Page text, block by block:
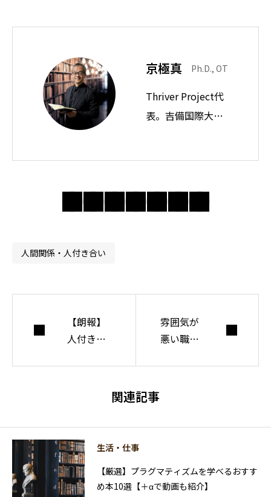
京極真 Ph.D., OT
Thriver Project代
表。吉備国際大学
問い直し、分かり
合えない世界で人
人間関係・人付き合い
【朗報】
人付き合
い件
雰囲気が
悪い職場
関連記事
生活・仕事
【厳選】プラグマティズムを学べるおすす
め本10選【＋αで動画も紹介】